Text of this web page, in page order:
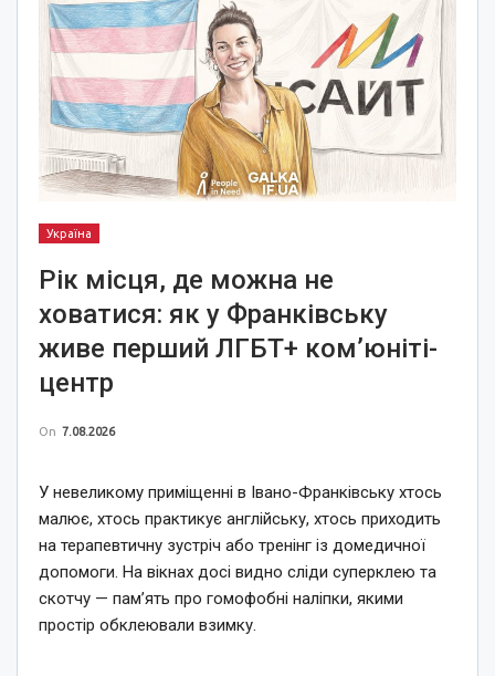
Україна
Рік місця, де можна не
ховатися: як у Франківську
живе перший ЛГБТ+ ком’юніті-
центр
On 7.08.2026
У невеликому приміщенні в Івано-Франківську хтось
малює, хтось практикує англійську, хтось приходить
на терапевтичну зустріч або тренінг із домедичної
допомоги. На вікнах досі видно сліди суперклею та
скотчу — пам’ять про гомофобні наліпки, якими
простір обклеювали взимку.